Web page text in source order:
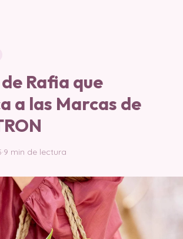
Rafia que
a las Marcas de
·9 min de lectura